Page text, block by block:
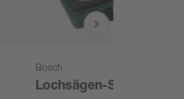
Bosch
Lochsägen-Set Ø 33-